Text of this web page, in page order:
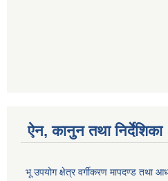
ऐन, कानुन तथा निर्देशिका
भू उपयोग क्षेत्र वर्गीकरण मापदण्ड तथा